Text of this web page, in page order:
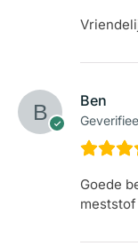
Ben
Goede
meststof